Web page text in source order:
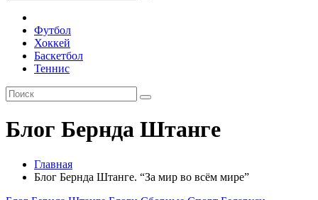
Футбол
Хоккей
Баскетбол
Теннис
Блог Бернда Штанге
Главная
Блог Бернда Штанге. “За мир во всём мире”